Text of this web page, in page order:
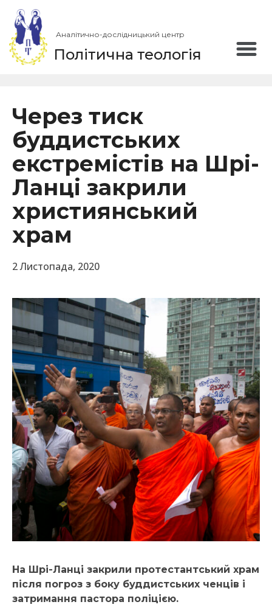
Аналітично-дослідницький центр
Політична теологія
Через тиск
буддистських
екстремістів на Шрі-
Ланці закрили
християнський
храм
2 Листопада, 2020
На Шрі-Ланці закрили протестантський храм
після погроз з боку буддистських ченців і
затримання пастора поліцією.